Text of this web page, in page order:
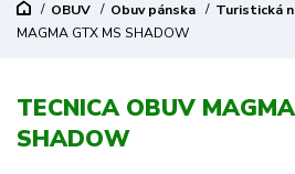
OBUV Obuv pánska Turistická
MAGMA GTX MS SHADOW
TECNICA OBUV
SHADOW